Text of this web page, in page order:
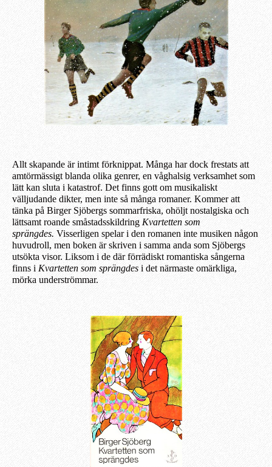
Allt skapande är intimt förknippat. Många har dock frestats att
amtörmässigt blanda olika genrer, en våghalsig verksamhet som
lätt kan sluta i katastrof. Det finns gott om musikaliskt
välljudande dikter, men inte så många romaner. Kommer att
tänka på Birger Sjöbergs sommarfriska, ohöljt nostalgiska och
lättsamt roande småstadsskildring Kvartetten som
sprängdes. Visserligen spelar i den romanen inte musiken någon
huvudroll, men boken är skriven i samma anda som Sjöbergs
utsökta visor. Liksom i de där förrädiskt romantiska sångerna
finns i Kvartetten som sprängdes i det närmaste omärkliga,
mörka underströmmar.